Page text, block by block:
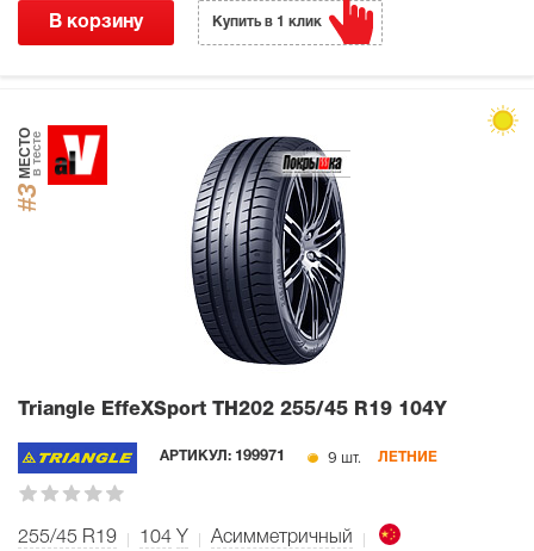
В корзину Купить в 1 клик
#3
МЕСТОв тесте
Triangle EffeXSport TH202 255/45 R19 104Y
АРТИКУЛ: 199971 9 шт. ЛЕТНИЕ
255/45 R19 104 Y Асимметричный